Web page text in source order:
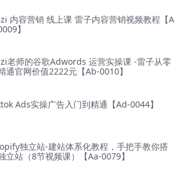
内容营销 线上课 雷子内容营销视频教程【A
】
老师的谷歌Adwords 运营实操课 -雷子从零
通官网价值2222元【Ab-0010】
Ads实操广告入门到精通【Ad-0044】
独立站-建站体系化教程，手把手教你搭
立站（8节视频课）【Aa-0079】